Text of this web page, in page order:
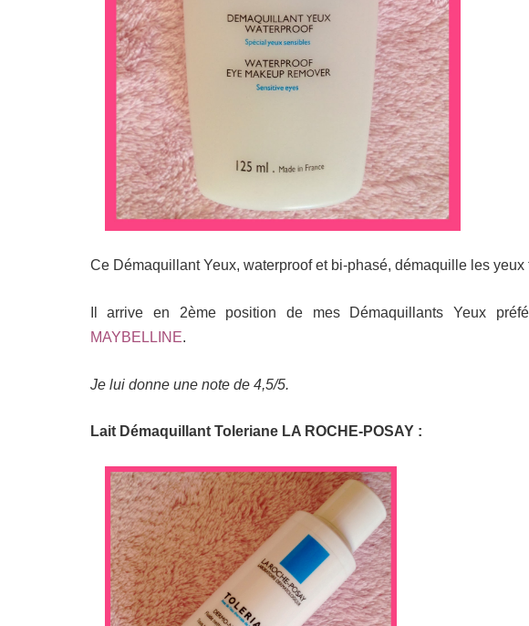
Ce Démaquillant Yeux, waterproof et bi-phasé, démaquille les yeux
Il arrive en 2ème position de mes Démaquillants Yeux
MAYBELLINE.
Je lui donne une note de 4,5/5.
Lait Démaquillant Toleriane LA ROCHE-POSAY :